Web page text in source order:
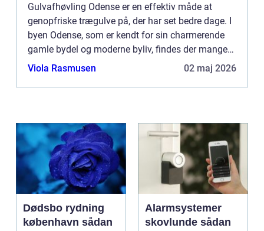
Gulvafhøvling Odense er en effektiv måde at
genopfriske trægulve på, der har set bedre dage. I
byen Odense, som er kendt for sin charmerende
gamle bydel og moderne byliv, findes der mange
hjem og bygninger med trægulve,...
Viola Rasmusen 02 maj 2026
Dødsbo rydning
københavn sådan
Alarmsystemer
skovlunde sådan